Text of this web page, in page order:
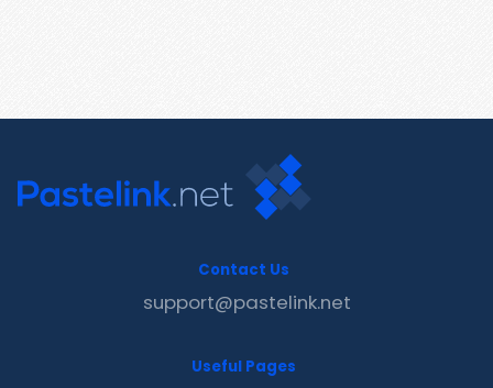
Contact Us
support@pastelink.net
Useful Pages